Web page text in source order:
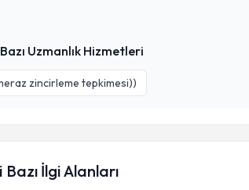
Uzmanlık Hizmetleri
zincirleme tepkimesi))
İlgi Alanları